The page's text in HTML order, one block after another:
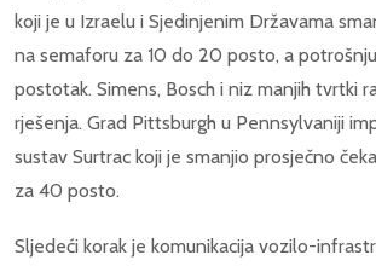
koji je u Izraelu i Sjedinjenim Državama
na semaforu za 10 do 20 posto, a
postotak. Simens, Bosch i niz manjih tvrtki
rješenja. Grad Pittsburgh u Pennsylvaniji
sustav Surtrac koji je smanjio prosječno
za 40 posto.
Sljedeći korak je komunikacija vozilo-